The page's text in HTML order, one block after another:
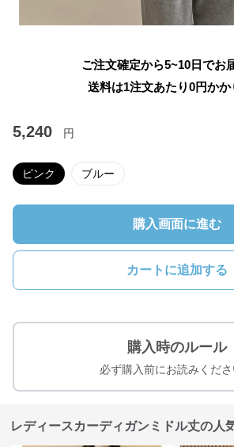
ご注文確定から5~10日でお
送料は1注文あたり0円か
5,240 円
ピンク ブルー
購入画面に進む
カートに追加する
購入時のルール
必ず購入前にお読みくださ
レディースカーディガンミドル丈の人